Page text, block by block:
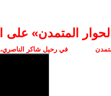
المتمدن» على
في رحيل شاكر